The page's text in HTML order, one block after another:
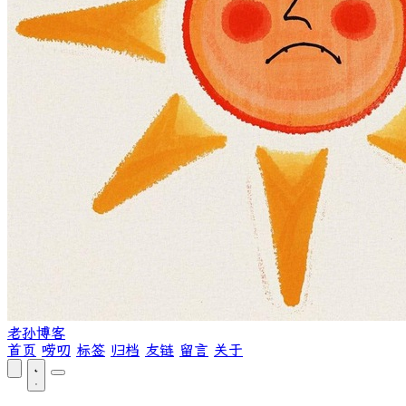
老孙博客
首页 唠叨 标签 归档 友链 留言 关于